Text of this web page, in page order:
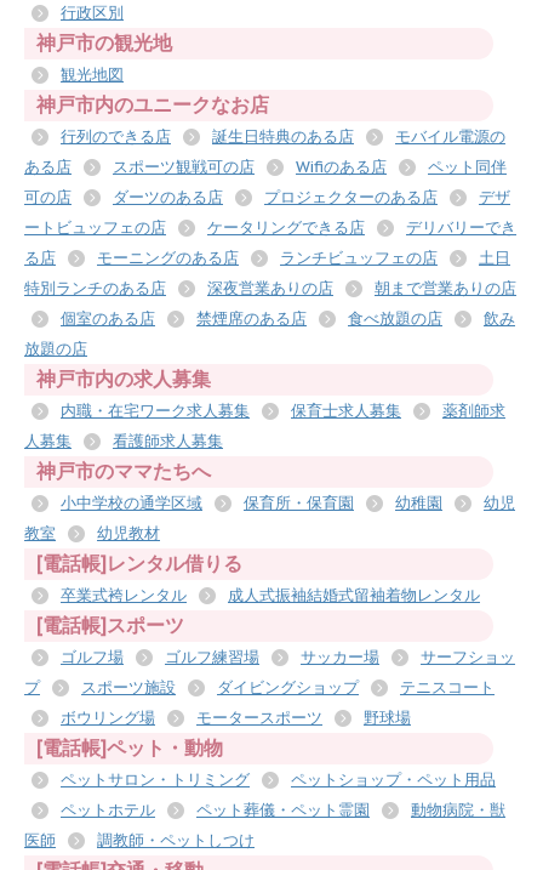
行政区別
神戸市の観光地
観光地図
神戸市内のユニークなお店
行列のできる店 誕生日特典のある店
モバイル電源の
ある店
スポーツ観戦可の店 Wifiのある店
ペット同伴
可の店
ダーツのある店 プロジェクターのある店
デザ
ートビュッフェの店
ケータリングできる店
デリバリーでき
る店
モーニングのある店 ランチビュッフェの店
土日
特別ランチのある店
深夜営業ありの店
朝まで営業ありの店
個室のある店
禁煙席のある店 食べ放題の店
飲み
放題の店
神戸市内の求人募集
内職・在宅ワーク求人募集 保育士求人募集
薬剤師求
人募集
看護師求人募集
神戸市のママたちへ
小中学校の通学区域 保育所・保育園 幼稚園
幼児
教室
幼児教材
[電話帳]レンタル借りる
卒業式袴レンタル 成人式振袖結婚式留袖着物レンタル
[電話帳]スポーツ
ゴルフ場 ゴルフ練習場 サッカー場
サーフショッ
プ
スポーツ施設 ダイビングショップ
テニスコート
ボウリング場
モータースポーツ 野球場
[電話帳]ペット・動物
ペットサロン・トリミング
ペットショップ・ペット用品
ペットホテル
ペット葬儀・ペット霊園
動物病院・獣
医師
調教師・ペットしつけ